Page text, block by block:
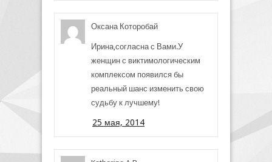
Оксана Которобай
Ирина,согласна с Вами.У
женщин с виктимологическим
комплексом появился бы
реальный шанс изменить свою
судьбу к лучшему!
25 мая, 2014